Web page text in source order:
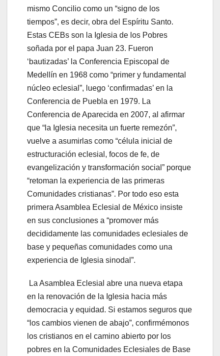
mismo Concilio como un “signo de los
tiempos”, es decir, obra del Espíritu Santo.
Estas CEBs son la Iglesia de los Pobres
soñada por el papa Juan 23. Fueron
‘bautizadas’ la Conferencia Episcopal de
Medellín en 1968 como “primer y fundamental
núcleo eclesial”, luego ‘confirmadas’ en la
Conferencia de Puebla en 1979. La
Conferencia de Aparecida en 2007, al afirmar
que “la Iglesia necesita un fuerte remezón”,
vuelve a asumirlas como “célula inicial de
estructuración eclesial, focos de fe, de
evangelización y transformación social” porque
“retoman la experiencia de las primeras
Comunidades cristianas”. Por todo eso esta
primera Asamblea Eclesial de México insiste
en sus conclusiones a “promover más
decididamente las comunidades eclesiales de
base y pequeñas comunidades como una
experiencia de Iglesia sinodal”.
La Asamblea Eclesial abre una nueva etapa
en la renovación de la Iglesia hacia más
democracia y equidad. Si estamos seguros que
“los cambios vienen de abajo”, confirmémonos
los cristianos en el camino abierto por los
pobres en la Comunidades Eclesiales de Base